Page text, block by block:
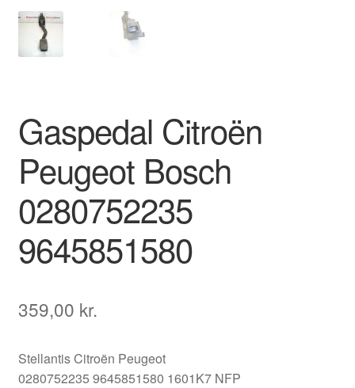
Om os
Gaspedal Citroën
Peugeot Bosch
0280752235
9645851580
359,00 kr.
Stellantis Citroën Peugeot
0280752235 9645851580 1601K7 NFP